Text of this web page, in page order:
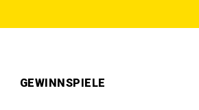
GEWINNSPIELE